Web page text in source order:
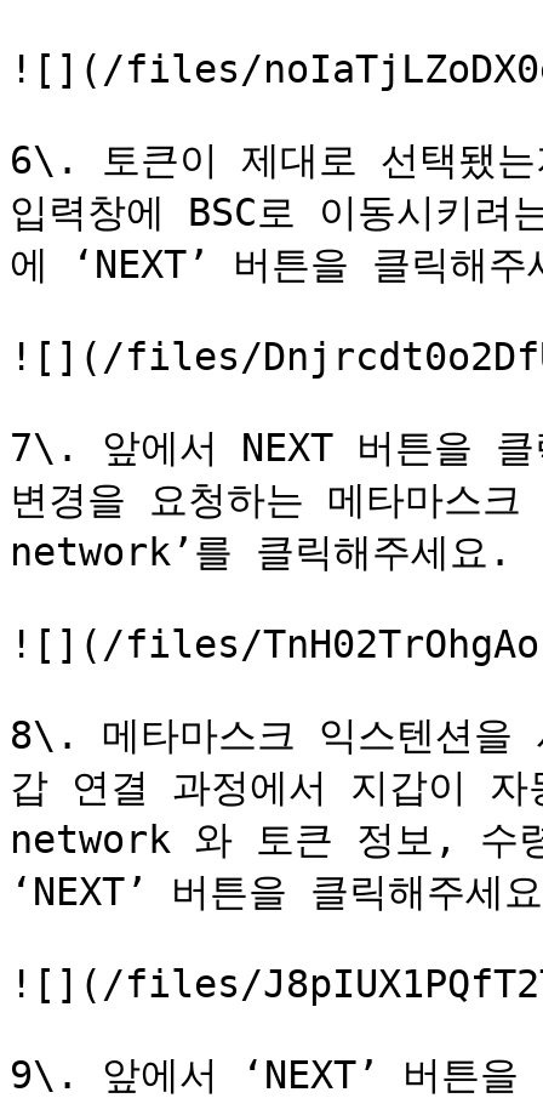
![](/files/
6\. 토큰이 제대로 선택됐
입력창에 BSC로 이동시키
에 ‘NEXT’ 버튼을 클릭해
![](/files/
7\. 앞에서 NEXT 버튼을
변경을 요청하는 메타마스
network’를 클릭해주세요.
![](/files/
8\. 메타마스크 익스텐션
갑 연결 과정에서 지갑이
network 와 토큰 정보, 수
‘NEXT’ 버튼을 클릭해주세
![](/files/
9\. 앞에서 ‘NEXT’ 버튼